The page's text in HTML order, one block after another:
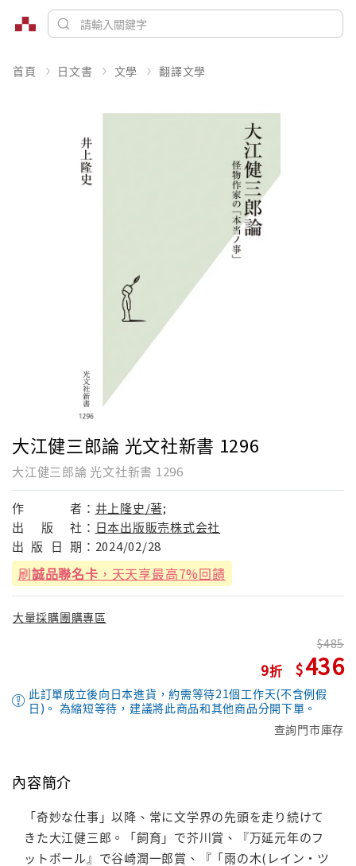
首頁 日文書 文學 翻譯文學
大江健三郎論 光文社新書 1296
大江健三郎論 光文社新書 1296
作 者： 井上隆史/著;
出
版 社： 日本出版販売株式会社
出 版 日 期： 2024/02/28
刷誠品聯名卡 ，天天享最高7%回饋
大量採購團購專區
9
485
436
此訂單成立後向日本進貨，約需等待21個工作天(不含例假
日)。 為縮短等待，建議將此商品和其他商品分開下單。
查詢門市庫存
內容簡介
「奇妙な仕事」以降、常に文学界の先頭を走り続けて
きた大江健三郎。「飼育」で芥川賞、『万延元年のフ
ットボール』で谷崎潤一郎賞、『「雨の木(レイン・ツ